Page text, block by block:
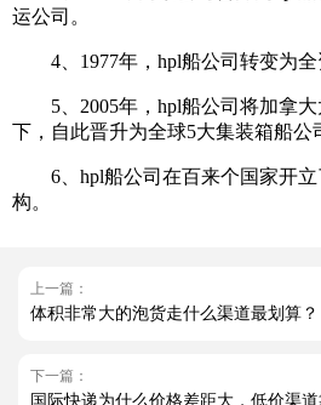
运公司。
4、1977年，hpl船公司转变为全
5、2005年，hpl船公司将加拿大
下，自此晋升为全球5大集装箱船公
6、hpl船公司在百来个国家开立
构。
上一篇：
体积非常大的泡货走什么渠道最划算？
下一篇：
国际快递为什么价格差距大，低价渠道